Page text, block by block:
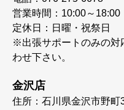
営業時間：10:00～18:00
定休日：日曜・祝祭日
※出張サポートのみの対
わせ下さい。
金沢店
住所：石川県金沢市野町